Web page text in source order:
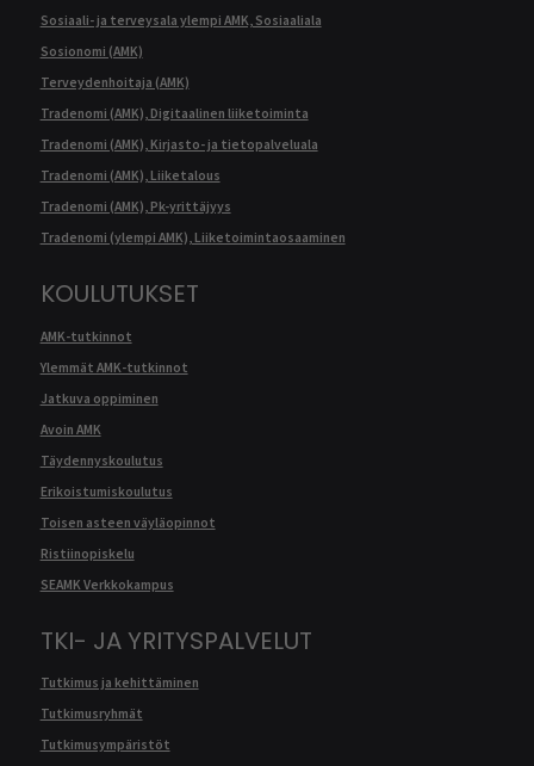
Sosiaali- ja terveysala ylempi AMK, Sosiaaliala
Sosionomi (AMK)
Terveydenhoitaja (AMK)
Tradenomi (AMK), Digitaalinen liiketoiminta
Tradenomi (AMK), Kirjasto- ja tietopalveluala
Tradenomi (AMK), Liiketalous
Tradenomi (AMK), Pk-yrittäjyys
Tradenomi (ylempi AMK), Liiketoimintaosaaminen
KOULUTUKSET
AMK-tutkinnot
Ylemmät AMK-tutkinnot
Jatkuva oppiminen
Avoin AMK
Täydennyskoulutus
Erikoistumiskoulutus
Toisen asteen väyläopinnot
Ristiinopiskelu
SEAMK Verkkokampus
TKI- JA YRITYSPALVELUT
Tutkimus ja kehittäminen
Tutkimusryhmät
Tutkimusympäristöt